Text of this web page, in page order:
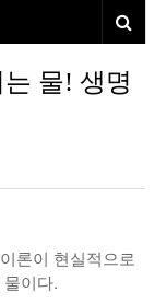
물! 생명
론이 현실적으로
이다.